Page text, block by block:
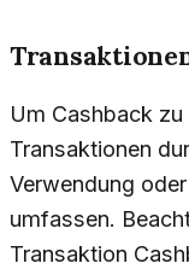
Um Cashback
Transaktionen
Verwendung
umfassen.
Transaktion